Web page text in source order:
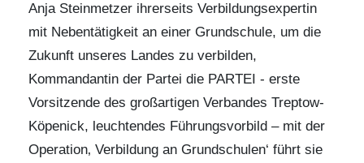
Anja Steinmetzer ihrerseits Verbildungsexpertin
mit Nebentätigkeit an einer Grundschule, um die
Zukunft unseres Landes zu verbilden,
Kommandantin der Partei die PARTEI - erste
Vorsitzende des großartigen Verbandes Treptow-
Köpenick, leuchtendes Führungsvorbild – mit der
Operation‚ Verbildung an Grundschulen‘ führt sie